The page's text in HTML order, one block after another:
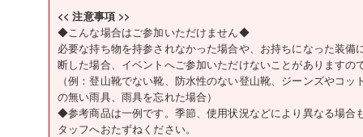
<< 注意事項 >>
◆こんな場合はご参加いただけません◆
必要な持ち物を持参されなかった場合や、お持ちになった装
断した場合、イベントへご参加いただけないことがありますの
（例：登山靴でない靴、防水性のない登山靴、ジーンズやコ
の無い雨具、雨具を忘れた場合）
◆参考商品は一例です。季節、使用状況などにより異なる場合
タッフへおたずねください。